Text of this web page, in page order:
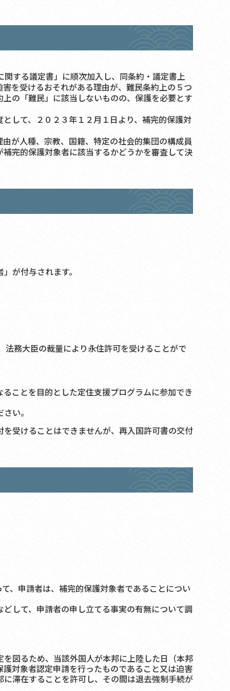
する議定書」に順次加入し、同条約・議定書上
を受けるおそれがある理由が、難民条約上の５つ
の「難民」に該当しないものの、保護を必要とす
して、２０２３年１２月１日より、補完的保護対
が人種、宗教、国籍、特定の社会的集団の構成員
完的保護対象者に該当するかどうかを審査して決
が付与されます。
務大臣の裁量により永住許可を受けることがで
ことを目的とした定住支援プログラムに参加でき
い。
受けることはできませんが、再入国許可書の交付
、申請者は、補完的保護対象者であることについ
して、申請者の申し立てる事実の有無について調
図るため、当該外国人が本邦に上陸した日（本邦
対象者認定申請を行ったものであること又は迫害
滞在することを許可し、その間は退去強制手続が